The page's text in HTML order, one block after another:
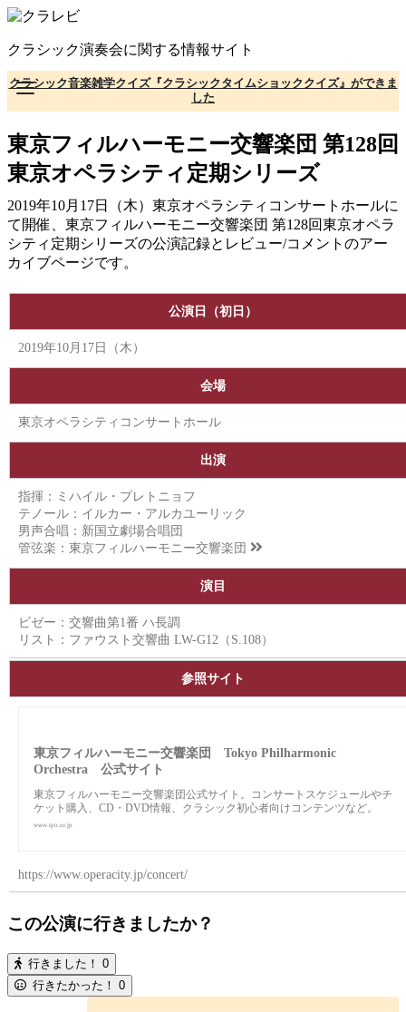
コ
テ
ン
ツ
へ
移
動
クラシック演奏会に関する情報サイト
クラシック音楽雑学クイズ『クラシックタイムショッククイズ』ができま
した
東京フィルハーモニー交響楽団 第128回
東京オペラシティ定期シリーズ
2019年10月17日（木）東京オペラシティコンサートホールに
て開催、東京フィルハーモニー交響楽団 第128回東京オペラ
シティ定期シリーズの公演記録とレビュー/コメントのアー
カイブページです。
公演日（初日）
2019年10月17日（木）
会場
東京オペラシティコンサートホール
出演
指揮：ミハイル・プレトニョフ
テノール：イルカー・アルカユーリック
男声合唱：新国立劇場合唱団
管弦楽： 東京フィルハーモニー交響楽団
演目
ビゼー：交響曲第1番 ハ長調
リスト：ファウスト交響曲 LW-G12（S.108）
参照サイト
東京フィルハーモニー交響楽団 Tokyo Philharmonic
Orchestra 公式サイト
東京フィルハーモニー交響楽団公式サイト。コンサートスケジュールやチ
ケット購入、CD・DVD情報、クラシック初心者向けコンテンツなど。
www.tpo.or.jp
https://www.operacity.jp/concert/
この公演に行きましたか？
行きました！ 0
行きたかった！ 0